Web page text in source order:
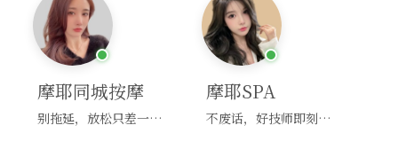
摩耶同城按摩
别拖延，放松只差一次点击！
摩耶SPA
不废话，好技师即刻上门，约！